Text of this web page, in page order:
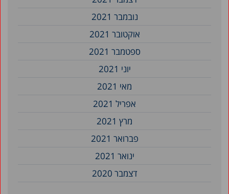
נובמבר 2021
אוקטובר 2021
ספטמבר 2021
יוני 2021
מאי 2021
אפריל 2021
מרץ 2021
פברואר 2021
ינואר 2021
דצמבר 2020